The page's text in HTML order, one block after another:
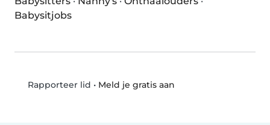
Babysitjobs
Rapporteer lid • Meld je gratis aan